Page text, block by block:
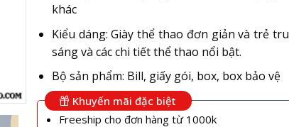
khác
Kiểu dáng: Giày thể thao đơn giản và trẻ
sáng và các chi tiết thể thao nổi bật.
Bộ sản phẩm: Bill, giấy gói, box, box bảo vệ
Khuyến mãi đặc biệt
Freeship cho đơn hàng từ 1000k